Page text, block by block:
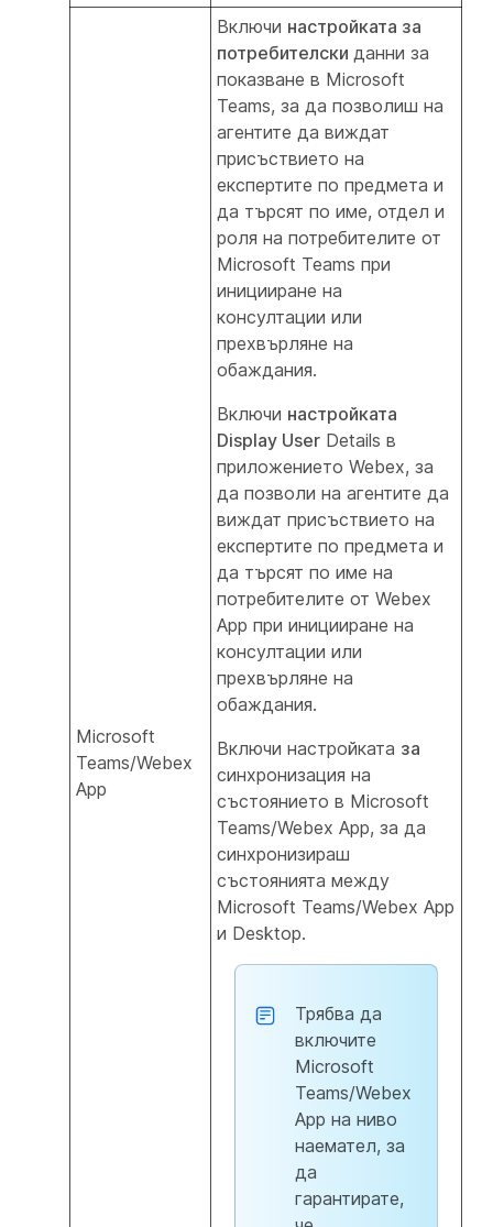
Microsoft
Teams/Webex
App
Включи настройката за
потребителски данни за
показване в Microsoft
Teams, за да позволиш на
агентите да виждат
присъствието на
експертите по предмета и
да търсят по име, отдел и
роля на потребителите от
Microsoft Teams при
иницииране на
консултации или
прехвърляне на
обаждания.
Включи настройката
Display User Details в
приложението Webex, за
да позволи на агентите да
виждат присъствието на
експертите по предмета и
да търсят по име на
потребителите от Webex
App при иницииране на
консултации или
прехвърляне на
обаждания.
Включи настройката за
синхронизация на
състоянието в Microsoft
Teams/Webex App, за да
синхронизираш
състоянията между
Microsoft Teams/Webex App
и Desktop.
Трябва да
включите
Microsoft
Teams/Webex
App на ниво
наемател, за
да
гарантирате,